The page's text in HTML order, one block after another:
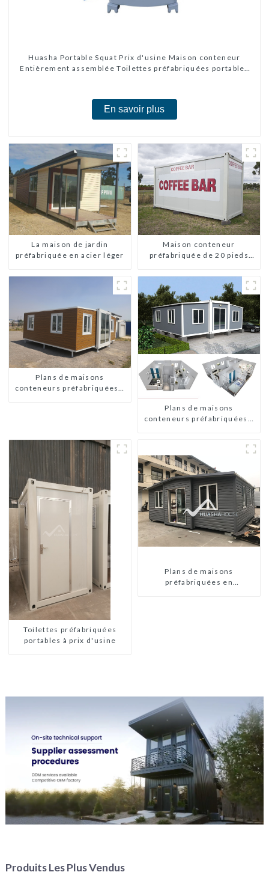
Huasha Portable Squat Prix d'usine Maison conteneur
Entièrement assemblée Toilettes préfabriquées portables
En savoir plus
La maison de jardin
préfabriquée en acier léger
Maison conteneur
préfabriquée de 20 pieds
mobiles chinoises
modernes à 2 chambres
Plans de maisons
conteneurs préfabriquées à
Plans de maisons
conteneurs préfabriquées à
Toilettes préfabriquées
portables à prix d'usine
Plans de maisons
préfabriquées en
Produits Les Plus Vendus